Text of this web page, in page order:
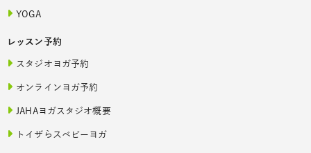
YOGA
レッスン予約
スタジオヨガ予約
オンラインヨガ予約
JAHAヨガスタジオ概要
トイザらスベビーヨガ